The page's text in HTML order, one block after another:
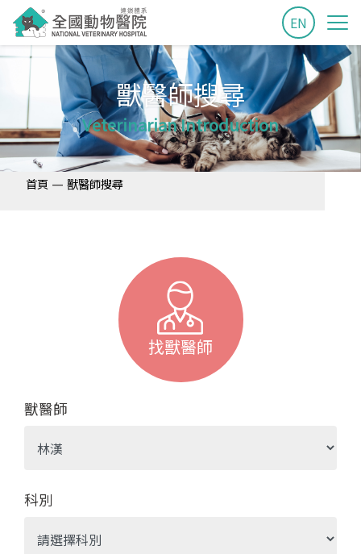
EN
獸醫師搜尋
Veterinarian Introduction
首頁 — 獸醫師搜尋
找獸醫師
獸醫師
科別